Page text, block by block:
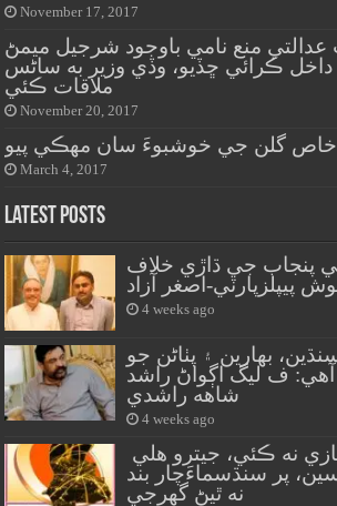
November 17, 2017
منع نامي باوجود شرجيل ميمڻ
ڪرائي ڇڏيو، وڏي وزير به ساڻس
ملاقات ڪئي
November 20, 2017
خاص گلن جي خوشبوءَ سان مهڪي پيو
March 4, 2017
Latest Posts
پنجاب جي ڌاڙي خلاف
پيپلزپارٽي-اصغر آزاد
4 weeks ago
بهارين ۽ پٺاڻن جو
ف ليگ اڳواڻ راشد
شاهه راشدي
4 weeks ago
پر سنڌسماءَچار بند
نه ٿيڻ گهرجي